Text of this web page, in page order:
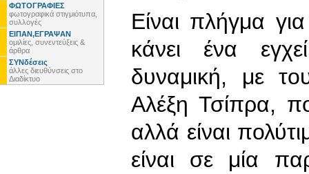
ΦΩΤΟΓΡΑΦΙΕΣ
φωτογραφικά στιγμιότυπα,
συλλογές
ΕΙΠΑΝ,ΕΓΡΑΨΑΝ
ομιλίες, συνεντεύξεις &
άρθρα
ΣΥΝδέσεις
άλλες διευθύνσεις στο
Διαδίκτυο
Είναι πλήγμα
κάνει ένα
δυναμική, με
Αλέξη Τσίπρα,
αλλά είναι
είναι σε μία